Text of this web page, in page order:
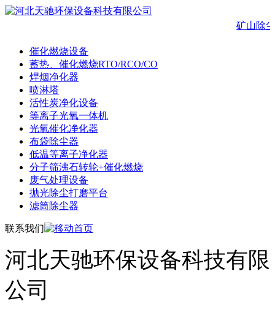
矿山除
催化燃烧设备
蓄热、催化燃烧RTO/RCO/CO
焊烟净化器
喷淋塔
活性炭净化设备
等离子光氧一体机
光氧催化净化器
布袋除尘器
低温等离子净化器
分子筛沸石转轮+催化燃烧
废气处理设备
抛光除尘打磨平台
滤筒除尘器
联系我们
河北天驰环保设备科技有限
公司